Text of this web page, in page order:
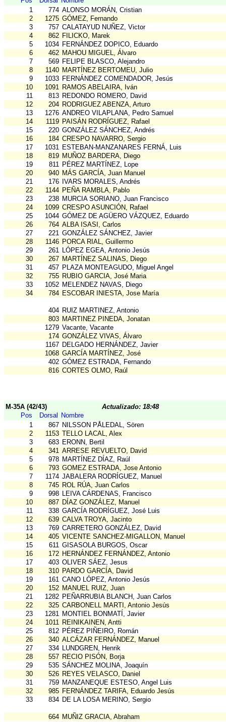
1
774 ALONSO MORÁN, Cristian
2
1275 GÓMEZ, Fernando
3
757 CALATAYUD NUÑEZ, Victor
4
862 FILICKO, Marek
5
1034 FERNÁNDEZ DOPICO, Eduardo
6
462 MAHOU MIGUEL, Álvaro
7
569 FELIPE BLASCO, Alejandro
8
1140 MARTÍNEZ BERTOMEU, Julio
9
1033 FERNÁNDEZ COMENDADOR, Jesús
10
1091 RAMOS ABELAIRA, Iván
11
813 REDONDO ROMERO, David
12
204 RODRIGUEZ ABENZA, Arturo
13
1276 ANDREO VILAPLANA, Pedro Samuel
14
1119 PAISÁN RODRÍGUEZ, Rafael
15
220 GONZÁLEZ SÁNCHEZ, Andrés
16
184 CRESPO NAVARRO, Sergio
17
1031 ESTEBAN-MANZANARES FERNÁ, Luis
18
819 MUÑOZ BARDERA, Diego
19
811 PÉREZ MARTÍNEZ, Lope
20
940 MÁS GARCÍA, Juan Manuel
21
176
IVARS MORALES, Andrés
22
1144 PEÑA RAMBLA, Pablo
23
238 MURCIA SORIANO, Juan Francisco
24
1099 CRESPO ASUNCIÓN, Rafael
25
1044 GÓMEZ DE AGÜERO VÁZQUEZ, Eduardo
26
764 ALBA ISASI, Carlos
27
221 GONZÁLEZ SÁNCHEZ, Javier
28
1146 PORCA RIAL, Guillermo
29
261 LÓPEZ EGEA, Antonio Jesús
30
267 MARTÍNEZ SALINAS, Diego
31
457 PLAZA MONTEAGUDO, Miguel Angel
32
755 RUBIO GARCIA, José Maria
33
1052 MELENDEZ NAVAS, Diego
34
784 ESCOBAR INIESTA, Jose María
404 RUIZ MARTINEZ, Antonio
803 MARTINEZ PINEDA, Jonatan
1279 Vacante, Vacante
174 GONZÁLEZ VIVAS, Álvaro
1167 DELGADO HERNÁNDEZ, Javier
1068 GARCÍA MARTÍNEZ, José
402 GÓMEZ ESTRADA, Fernando
816 CORTES OLMO, Raúl
M-35A (42/43)
Actualizado: 18:48
Pos
Dorsal
Nombre
1
867 NILSSON PÅLEDAL, Sören
2
1153 TELLO LACAL, Alex
3
683 ERONN, Bertil
4
341 ARRESE REVUELTO, David
5
978 MARTÍNEZ DÍAZ, Raúl
6
793 GOMEZ ESTRADA, Jose Antonio
7
1174 JABALERA RODRÍGUEZ, Manuel
8
745 ROL RÚA, Juan Carlos
9
998 LEIVA CÁRDENAS, Francisco
10
887 DÍAZ GONZÁLEZ, Manuel
11
338 GARCÍA RODRÍGUEZ, José Luis
12
639 CALVA TROYA, Jacinto
13
769 CARRETERO GONZÁLEZ, David
14
405 VICENTE SANCHEZ-MIGALLON, Manuel
15
611 GISASOLA BURGOS, Oscar
16
172 HERNÁNDEZ FERNÁNDEZ, Antonio
17
403 OLIVER SÁEZ, Jesus
18
310 PARDO GARCÍA, David
19
161 CANO LÓPEZ, Antonio Jesús
20
152 MANUEL RUIZ, Juan
21
1282 PEÑARRUBIA BLANCH, Juan Carlos
22
325 CARBONELL MARTI, Antonio Jesús
23
1281 MONTIEL BONMATÍ, Javier
24
1011 REINIKAINEN, Antti
25
812 PÉREZ PIÑEIRO, Román
26
340 ALCÁZAR FERNÁNDEZ, Manuel
27
334 LUNDGREN, Henrik
28
557 RECIO PISÓN, Borja
29
535 SÁNCHEZ MOLINA, Joaquín
30
526 REYES VELASCO, Daniel
31
759 MANZANEQUE ESTESO, Angel Luis
32
985 FERNÁNDEZ TARIFA, Eduardo Jesús
33
834 DE LA LOSA MERINO, Sergio
664 MUÑIZ GRACIA, Abraham